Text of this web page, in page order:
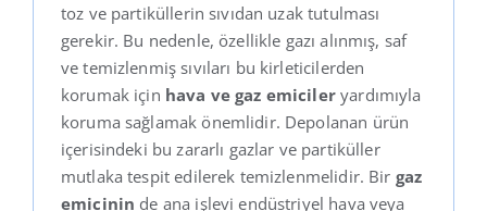
toz ve partiküllerin sıvıdan uzak tutulması
gerekir. Bu nedenle, özellikle gazı alınmış, saf
ve temizlenmiş sıvıları bu kirleticilerden
korumak için hava ve gaz emicileryardımıyla
koruma sağlamak önemlidir. Depolanan ürün
içerisindeki bu zararlı gazlar ve partiküller
mutlaka tespit edilerek temizlenmelidir. Bir gaz
emicinin de ana işlevi endüstriyel hava veya